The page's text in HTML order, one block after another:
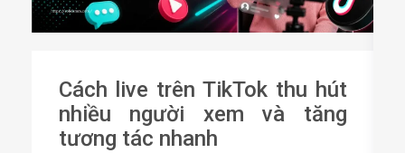
Cách live trên TikTok thu hút
nhiều người xem và tăng
tương tác nhanh